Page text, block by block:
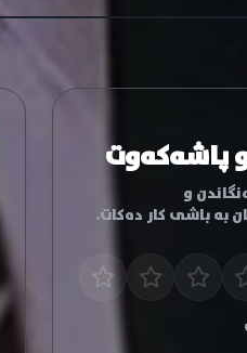
پاشەکەوت
و
بە باشی کار دەکات.